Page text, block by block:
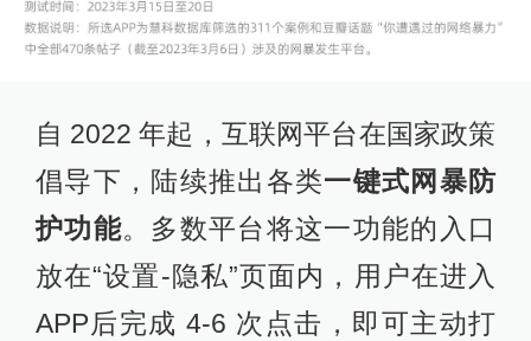
自 2022 年起，互联网平台在国家政策
倡导下，陆续推出各类一键式网暴防
护功能。多数平台将这一功能的入口
放在“设置-隐私”页面内，用户在进入
APP后完成 4-6 次点击，即可主动打